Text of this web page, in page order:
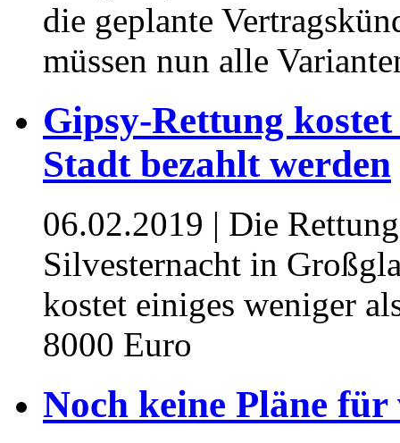
die geplante
müssen nun alle
Gipsy-Rettung
Stadt bezahlt werden
06.02.2019 | Die
Silvesternacht in
kostet einiges weniger
8000 Euro
Noch keine Pläne